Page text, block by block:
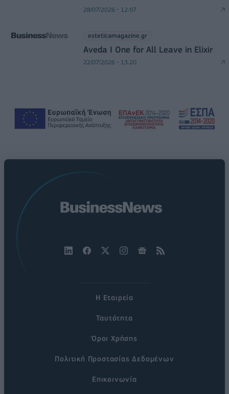
28/07/2026 - 12:07
esteticamagazine.gr
Aveda I One for All Leave in Elixir
22/07/2026 - 13:20
Η Εταιρεία
Ταυτότητα
Όροι Χρήσης
Πολιτική Προστασίας Δεδομένων
Επικοινωνία